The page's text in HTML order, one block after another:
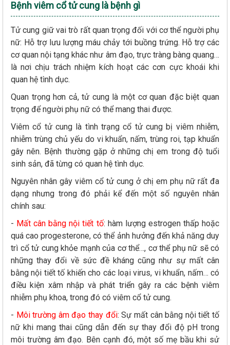
Bệnh viêm cổ tử cung là bệnh gì
Tử cung giữ vai trò rất quan trọng đối với cơ thể người phụ
nữ: Hỗ trợ lưu lượng máu chảy tới buồng trứng. Hỗ trợ các
cơ quan nội tạng khác như âm đạo, trực tràng bàng quang…
là nơi chịu trách nhiệm kích hoạt các cơn cực khoái khi
quan hệ tình dục.
Quan trọng hơn cả, tử cung là một cơ quan đặc biệt quan
trọng để người phụ nữ có thể mang thai được.
Viêm cổ tử cung là tình trạng cổ tử cung bị viêm nhiễm,
nhiễm trùng chủ yếu do vi khuẩn, nấm, trùng roi, tạp khuẩn
gây nên. Bệnh thường gặp ở những chị em trong độ tuổi
sinh sản, đã từng có quan hệ tình dục.
Nguyên nhân gây viêm cổ tử cung ở chị em phụ nữ rất đa
dạng nhưng trong đó phải kể đến một số nguyên nhân
chính sau:
- Mất cân bằng nội tiết tố: hàm lượng estrogen thấp hoặc
quá cao progesterone, có thể ảnh hưởng đến khả năng duy
trì cổ tử cung khỏe mạnh của cơ thể…, cơ thể phụ nữ sẽ có
những thay đổi về sức đề kháng cũng như sự mất cân
bằng nội tiết tố khiến cho các loại virus, vi khuẩn, nấm… có
điều kiện xâm nhập và phát triển gây ra các bệnh viêm
nhiễm phụ khoa, trong đó có viêm cổ tử cung.
- Môi trường âm đạo thay đổi: Sự mất cân bằng nội tiết tố
nữ khi mang thai cũng dẫn đến sự thay đổi độ pH trong
môi trường âm đạo. Bên cạnh đó, một số mẹ bầu khi sử